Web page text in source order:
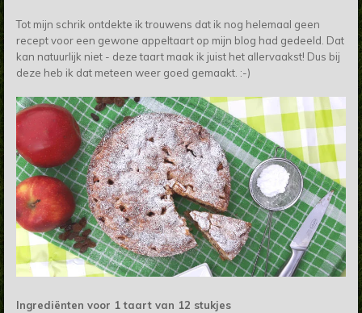
Tot mijn schrik ontdekte ik trouwens dat ik nog helemaal geen
recept voor een gewone appeltaart op mijn blog had gedeeld. Dat
kan natuurlijk niet - deze taart maak ik juist het allervaakst! Dus bij
deze heb ik dat meteen weer goed gemaakt. :-)
Ingrediënten voor 1 taart van 12 stukjes